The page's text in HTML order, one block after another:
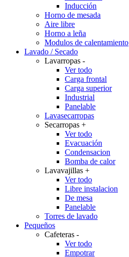
Inducción
Horno de mesada
Aire libre
Horno a leña
Modulos de calentamiento
Lavado / Secado
Lavarropas -
Ver todo
Carga frontal
Carga superior
Industrial
Panelable
Lavasecarropas
Secarropas +
Ver todo
Evacuación
Condensacion
Bomba de calor
Lavavajillas +
Ver todo
Libre instalacion
De mesa
Panelable
Torres de lavado
Pequeños
Cafeteras -
Ver todo
Empotrar